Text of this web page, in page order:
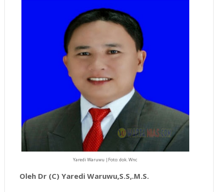
Yaredi Waruwu |Foto: dok. Wnc
Oleh Dr (C) Yaredi Waruwu,S.S,.M.S.